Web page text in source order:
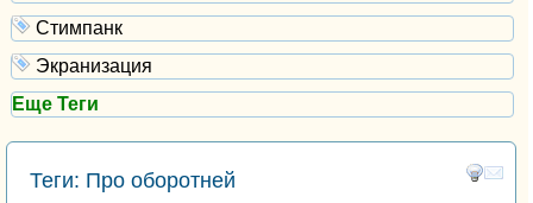
Стимпанк
Экранизация
Еще Теги
Теги: Про оборотней